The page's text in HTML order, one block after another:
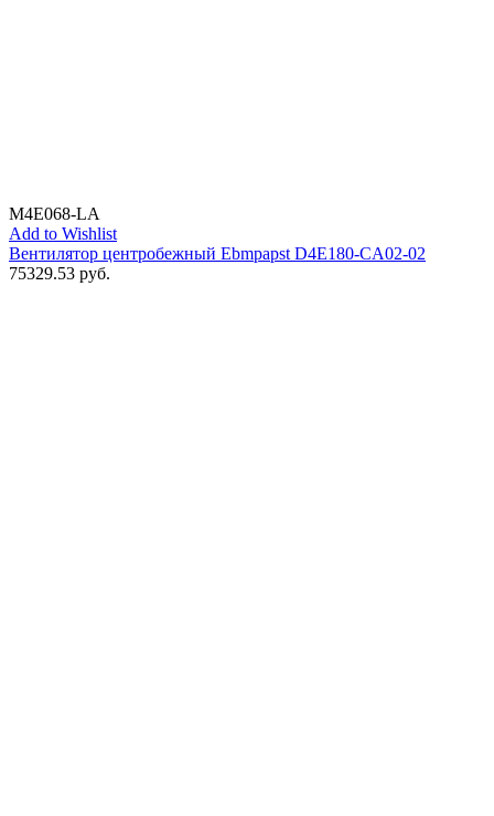
M4E068-LA
Add to Wishlist
Вентилятор центробежный Ebmpapst D4E180-CA02-02
75329.53 руб.